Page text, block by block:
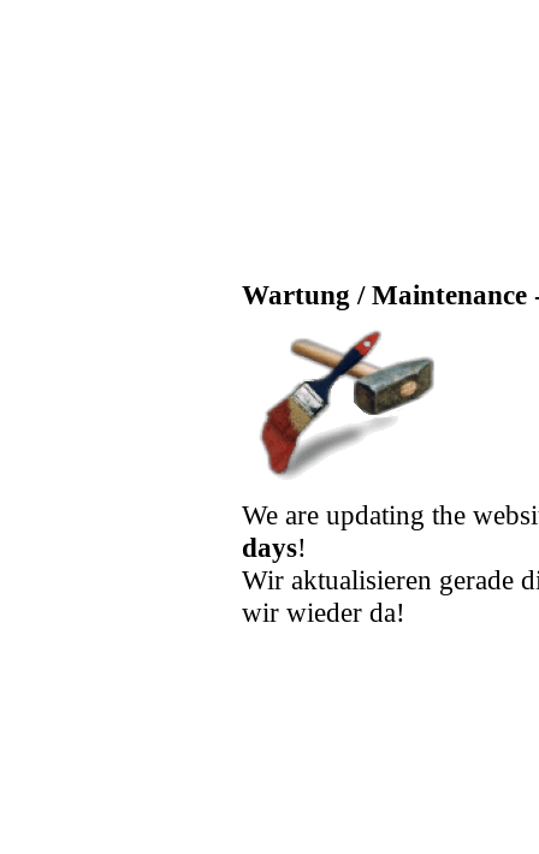
Wartung / Maintenance
We are updating the
days!
Wir aktualisieren gerade
wir wieder da!